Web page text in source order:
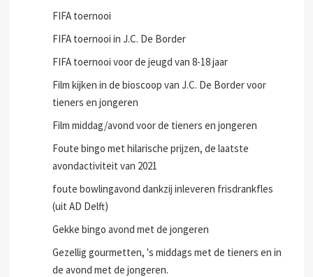
FIFA toernooi
FIFA toernooi in J.C. De Border
FIFA toernooi voor de jeugd van 8-18 jaar
Film kijken in de bioscoop van J.C. De Border voor
tieners en jongeren
Film middag/avond voor de tieners en jongeren
Foute bingo met hilarische prijzen, de laatste
avondactiviteit van 2021
foute bowlingavond dankzij inleveren frisdrankfles
(uit AD Delft)
Gekke bingo avond met de jongeren
Gezellig gourmetten, 's middags met de tieners en in
de avond met de jongeren.